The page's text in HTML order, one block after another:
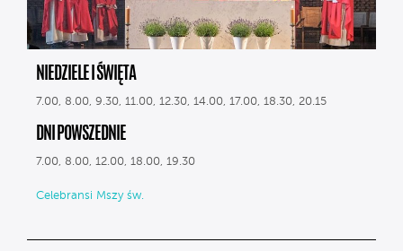
NIEDZIELE I ŚWIĘTA
7.00, 8.00, 9.30, 11.00, 12.30, 14.00, 17.00, 18.30, 20.15
DNI POWSZEDNIE
7.00, 8.00, 12.00, 18.00, 19.30
Celebransi Mszy św.